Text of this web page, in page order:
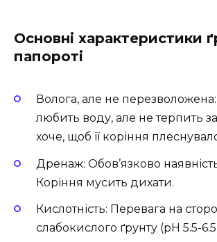
Основні характеристики
папороті
Волога, але не
любить воду, але не терпить
хоче, щоб її коріння
Дренаж: Обов’язково
Коріння мусить дихати.
Кислотність: Перевага на
слабокислого ґрунту (pH 5.5-